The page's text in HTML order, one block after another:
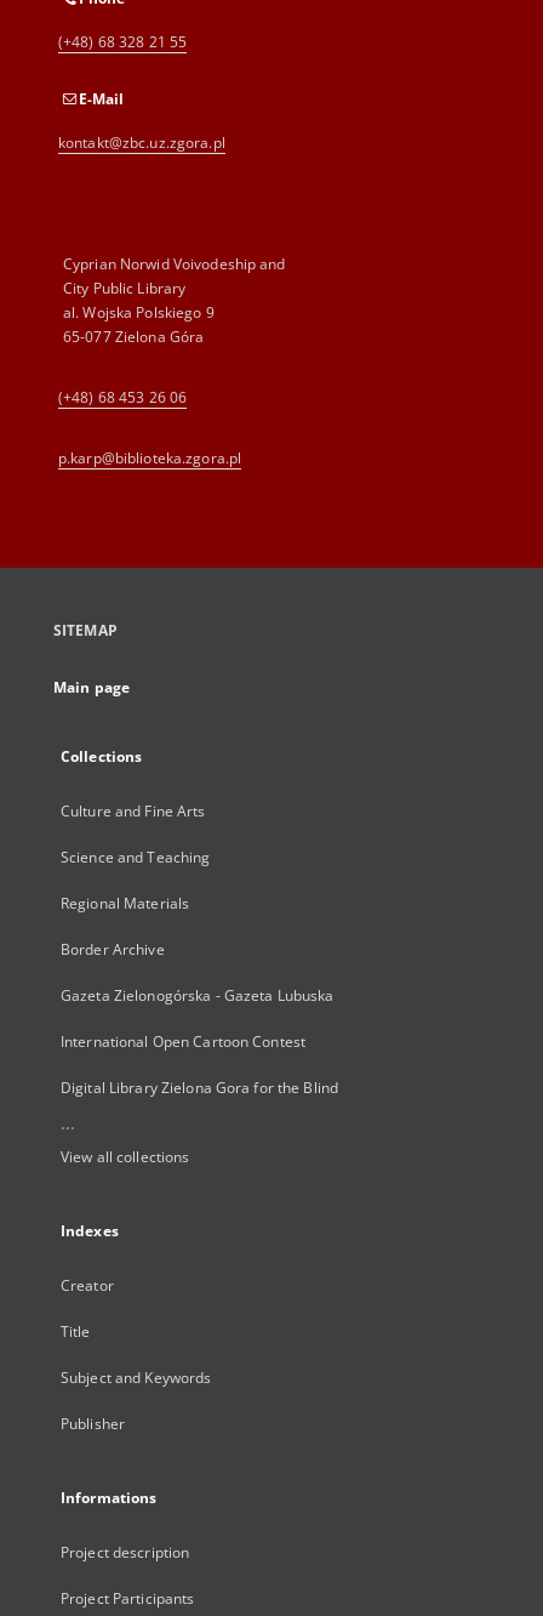
(+48) 68 328 21 55
E-Mail
kontakt@zbc.uz.zgora.pl
Cyprian Norwid Voivodeship and
City Public Library
al. Wojska Polskiego 9
65-077 Zielona Góra
(+48) 68 453 26 06
p.karp@biblioteka.zgora.pl
SITEMAP
Main page
Collections
Culture and Fine Arts
Science and Teaching
Regional Materials
Border Archive
Gazeta Zielonogórska - Gazeta Lubuska
International Open Cartoon Contest
Digital Library Zielona Gora for the Blind
...
View all collections
Indexes
Creator
Title
Subject and Keywords
Publisher
Informations
Project description
Project Participants